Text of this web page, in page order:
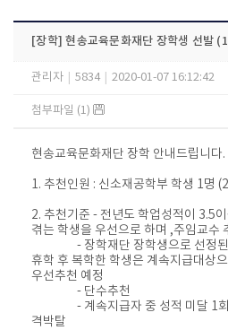
[장학] 현송교육문화재단 장학생 선발
관리자 5834 2020-01-07 16:12:42
첨부파일 (1)
현송교육문화재단 장학 안내드립니다.
1. 추천인원 : 신소재공학부 학생 1명
2. 추천기준 - 전년도 학업성적이 3.5
겪는 학생을 우선으로 하며 ,주임교수
- 장학재단 장학생으로 선정된
휴학 후 복학한 학생은 계속지급대상
우선추천 예정
- 단수추천
- 계속지급자 중 성적 미달 1회
격박탈